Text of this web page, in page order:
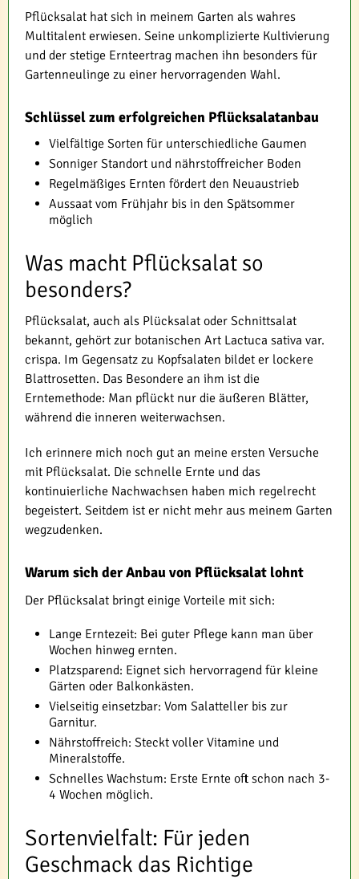
Pflücksalat hat sich in meinem Garten als wahres
Multitalent erwiesen. Seine unkomplizierte Kultivierung
und der stetige Ernteertrag machen ihn besonders für
Gartenneulinge zu einer hervorragenden Wahl.
Schlüssel zum erfolgreichen Pflücksalatanbau
Vielfältige Sorten für unterschiedliche Gaumen
Sonniger Standort und nährstoffreicher Boden
Regelmäßiges Ernten fördert den Neuaustrieb
Aussaat vom Frühjahr bis in den Spätsommer
möglich
Was macht Pflücksalat so
besonders?
Pflücksalat, auch als Plücksalat oder Schnittsalat
bekannt, gehört zur botanischen Art Lactuca sativa var.
crispa. Im Gegensatz zu Kopfsalaten bildet er lockere
Blattrosetten. Das Besondere an ihm ist die
Erntemethode: Man pflückt nur die äußeren Blätter,
während die inneren weiterwachsen.
Ich erinnere mich noch gut an meine ersten Versuche
mit Pflücksalat. Die schnelle Ernte und das
kontinuierliche Nachwachsen haben mich regelrecht
begeistert. Seitdem ist er nicht mehr aus meinem Garten
wegzudenken.
Warum sich der Anbau von Pflücksalat lohnt
Der Pflücksalat bringt einige Vorteile mit sich:
Lange Erntezeit: Bei guter Pflege kann man über
Wochen hinweg ernten.
Platzsparend: Eignet sich hervorragend für kleine
Gärten oder Balkonkästen.
Vielseitig einsetzbar: Vom Salatteller bis zur
Garnitur.
Nährstoffreich: Steckt voller Vitamine und
Mineralstoffe.
Schnelles Wachstum: Erste Ernte oft schon nach 3-
4 Wochen möglich.
Sortenvielfalt: Für jeden
Geschmack das Richtige